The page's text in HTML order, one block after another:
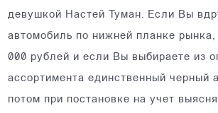
девушкой Настей Туман. Если Вы
автомобиль по нижней планке
000 рублей и если Вы выбираете из
ассортимента единственный черный
потом при постановке на учет